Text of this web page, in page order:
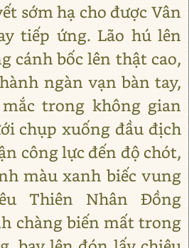
sớm hạ cho được Vân
tiếp ứng. Lão hú lên
cánh bốc lên thật cao,
ngàn vạn bàn tay,
trong không gian
chụp xuống đầu địch
công lực đến độ chót,
màu xanh biếc vung
Thiên Nhân Đồng
chàng biến mất trong